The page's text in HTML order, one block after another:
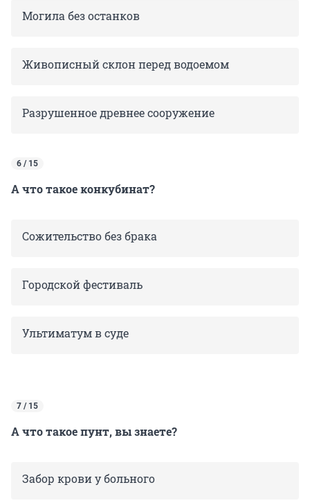
Могила без останков
Живописный склон перед водоемом
Разрушенное древнее сооружение
6 / 15
А что такое конкубинат?
Сожительство без брака
Городской фестиваль
Ультиматум в суде
7 / 15
А что такое пунт, вы знаете?
Забор крови у больного